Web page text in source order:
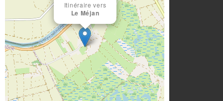
Itinéraire vers
Le Méjan